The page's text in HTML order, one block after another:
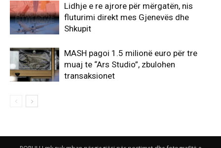
Lidhje e re ajrore për mërgatën, nis
fluturimi direkt mes Gjenevës dhe
Shkupit
MASH pagoi 1.5 milionë euro për tre
muaj te “Ars Studio”, zbulohen
transaksionet